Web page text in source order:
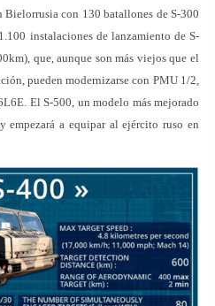
con 130 batallones de S-300
instalaciones de lanzamiento de S-
que, aunque son más viejos que el
pueden modernizarse con PMU 1/2,
El S-500, un modelo más mejorado
empezará a equipar al ejército ruso en